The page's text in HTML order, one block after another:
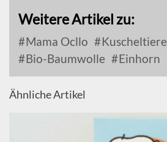
Weitere Artikel zu:
Mama Ocllo
Kuscheltiere
Bio-Baumwolle
Einhorn
Ähnliche Artikel